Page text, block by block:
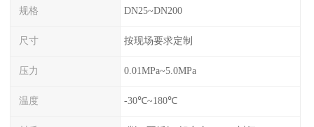
规格 DN25~DN200
尺寸 按现场要求定制
压力 0.01MPa~5.0MPa
温度 -30℃~180℃